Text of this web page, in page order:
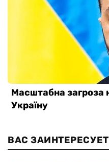
ВАС ЗАИНТЕРЕСУЕТ